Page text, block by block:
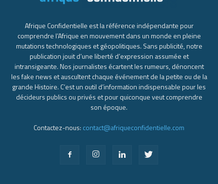
Afrique Confidentielle est la référence indépendante pour
comprendre l’Afrique en mouvement dans un monde en pleine
mutations technologiques et géopolitiques. Sans publicité, notre
publication jouit d’une liberté d’expression assumée et
intransigeante. Nos journalistes écartent les rumeurs, dénoncent
les fake news et auscultent chaque événement de la petite ou de la
grande Histoire. C’est un outil d’information indispensable pour les
décideurs publics ou privés et pour quiconque veut comprendre
son époque.
Contactez-nous: contact@afriqueconfidentielle.com